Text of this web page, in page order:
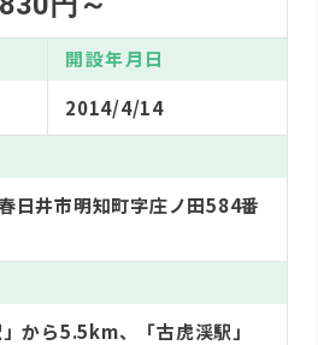
開設年月日
2014/4/14
日井市明知町字庄ノ田584番
から5.5km、「古虎渓駅」